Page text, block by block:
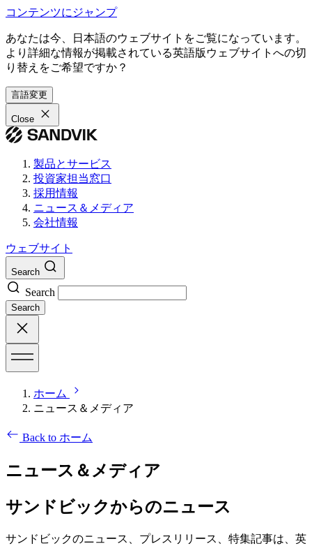
コンテンツにジャンプ
あなたは今、日本語のウェブサイトをご覧になっています。
より詳細な情報が掲載されている英語版ウェブサイトへの切
り替えをご希望ですか？
言語変更
Close
製品とサービス
投資家担当窓口
採用情報
ニュース＆メディア
会社情報
ウェブサイト
Search
Search
Search
ホーム
ニュース＆メディア
Back to ホーム
ニュース＆メディア
サンドビックからのニュース
サンドビックのニュース、プレスリリース、特集記事は、英